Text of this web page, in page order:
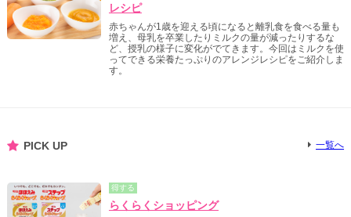
レシピ
赤ちゃんが1歳を迎える頃になると離乳食を食べる量も
増え、母乳を卒業したりミルクの量が減ったりするな
ど、授乳の様子に変化がでてきます。今回はミルクを使
ってできる栄養たっぷりのアレンジレシピをご紹介しま
す。
PICK UP 一覧へ
得する
らくらくショッピング